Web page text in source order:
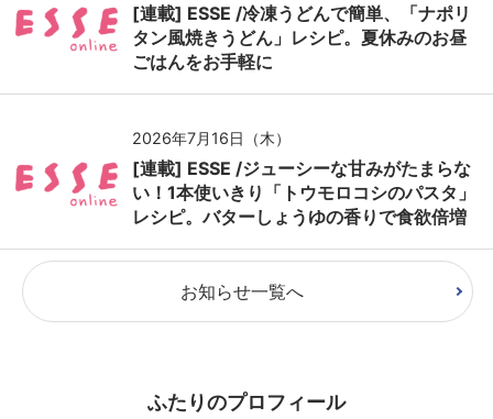
[連載] ESSE /冷凍うどんで簡単、「ナポリ
タン風焼きうどん」レシピ。夏休みのお昼
ごはんをお手軽に
2026年7月16日（木）
[連載] ESSE /ジューシーな甘みがたまらな
い！1本使いきり「トウモロコシのパスタ」
レシピ。バターしょうゆの香りで食欲倍増
お知らせ一覧へ
ふたりのプロフィール